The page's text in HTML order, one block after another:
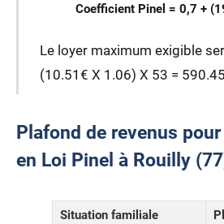
Coefficient Pinel = 0,7 +
Le loyer maximum exigible
(10.51€ X 1.06) X 53 =
Plafond de revenus
en Loi Pinel à Rouilly
Situation familiale